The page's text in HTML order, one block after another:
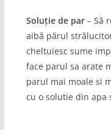
Soluție de par– Să
aibă părul
cheltuiesc sume
face parul sa arate
parul mai moale si
cu o solutie din apa